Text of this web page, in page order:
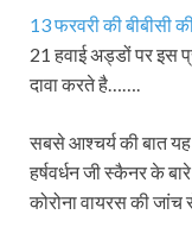
13 फरवरी की बीबीसी
21 हवाई अड्डों पर इस
दावा करते है…….
सबसे आश्चर्य की बात
हर्षवर्धन जी स्कैनर के
कोरोना वायरस की जांच